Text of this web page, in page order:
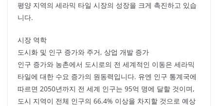
평양 지역의 세라믹 타일 시장의 성장을 크게 촉진하고 있습
니다.
시장 역학
도시화 및 인구 증가와 주거, 상업 개발 증가
인구 증가와 농촌에서 도시로의 전 세계적인 이동은 세라믹
타일에 대한 수요 증가의 원동력입니다. 유엔 인구 통계국에
따르면 2050년까지 전 세계 인구는 95억 명에 달할 것이며,
도시 지역이 전체 인구의 66.4% 이상을 차지할 것으로 예상